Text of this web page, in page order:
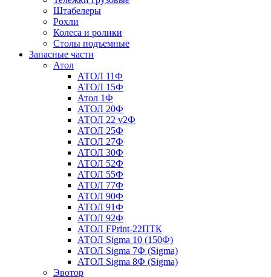
Штабелеры
Рохли
Колеса и ролики
Столы подъемные
Запасные части
Атол
АТОЛ 11Ф
АТОЛ 15Ф
Атол 1Ф
АТОЛ 20Ф
АТОЛ 22 v2Ф
АТОЛ 25Ф
АТОЛ 27Ф
АТОЛ 30Ф
АТОЛ 52Ф
АТОЛ 55Ф
АТОЛ 77Ф
АТОЛ 90Ф
АТОЛ 91Ф
АТОЛ 92Ф
АТОЛ FPrint-22ПТК
АТОЛ Sigma 10 (150Ф)
АТОЛ Sigma 7Ф (Sigma)
АТОЛ Sigma 8Ф (Sigma)
Эвотор